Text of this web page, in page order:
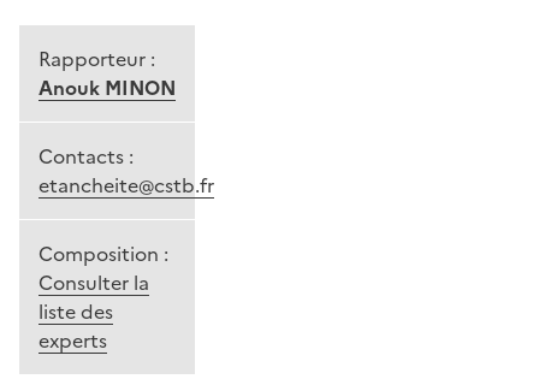
Rapporteur :
Anouk MINON
Contacts :
etancheite@cstb.fr
Composition :
Consulter la
liste des
experts